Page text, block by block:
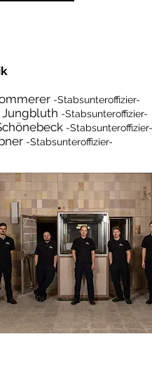
-Stabsunteroffizier-
Jungbluth -Stabsunteroffizier-
-Stabsunteroffizier-
-Stabsunteroffizier-